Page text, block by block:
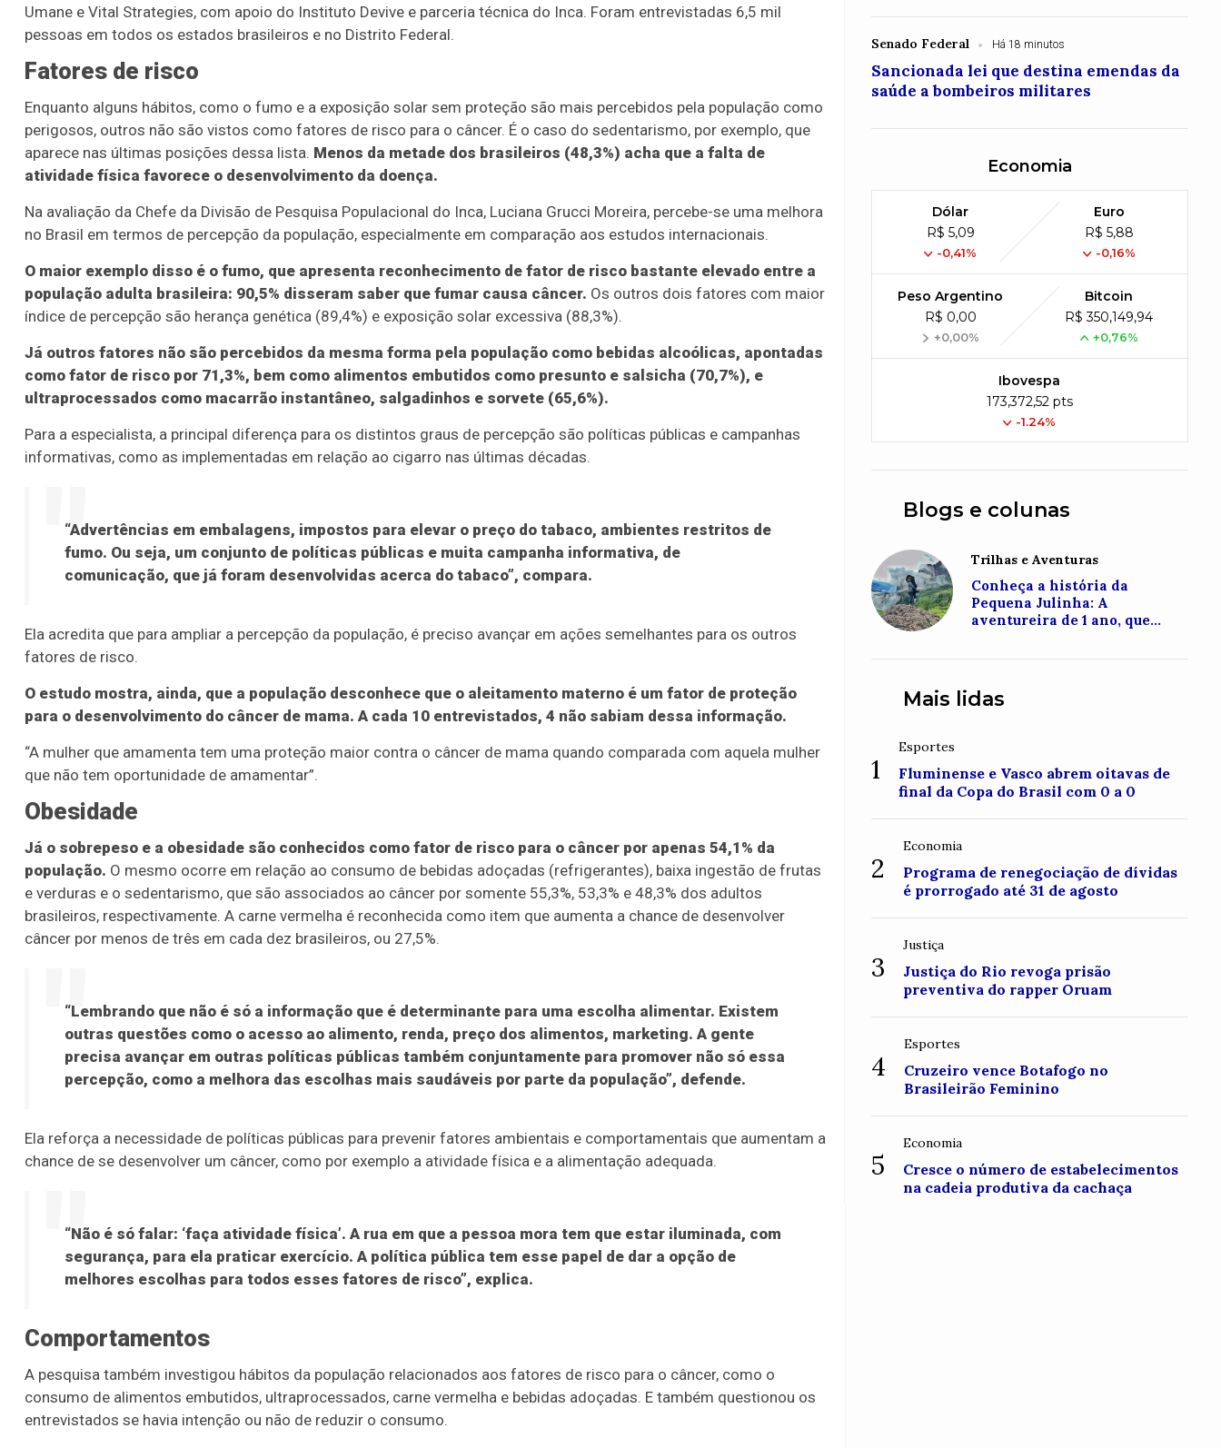
Umane e Vital Strategies, com apoio do Instituto Devive e parceria técnica do Inca. Foram entrevistadas 6,5 mil
pessoas em todos os estados brasileiros e no Distrito Federal.
Fatores de risco
Enquanto alguns hábitos, como o fumo e a exposição solar sem proteção são mais percebidos pela população como
perigosos, outros não são vistos como fatores de risco para o câncer. É o caso do sedentarismo, por exemplo, que
aparece nas últimas posições dessa lista. Menos da metade dos brasileiros (48,3%) acha que a falta de
atividade física favorece o desenvolvimento da doença.
Na avaliação da Chefe da Divisão de Pesquisa Populacional do Inca, Luciana Grucci Moreira, percebe-se uma melhora
no Brasil em termos de percepção da população, especialmente em comparação aos estudos internacionais.
O maior exemplo disso é o fumo, que apresenta reconhecimento de fator de risco bastante elevado entre a
população adulta brasileira: 90,5% disseram saber que fumar causa câncer. Os outros dois fatores com maior
índice de percepção são herança genética (89,4%) e exposição solar excessiva (88,3%).
Já outros fatores não são percebidos da mesma forma pela população como bebidas alcoólicas, apontadas
como fator de risco por 71,3%, bem como alimentos embutidos como presunto e salsicha (70,7%), e
ultraprocessados como macarrão instantâneo, salgadinhos e sorvete (65,6%).
Para a especialista, a principal diferença para os distintos graus de percepção são políticas públicas e campanhas
informativas, como as implementadas em relação ao cigarro nas últimas décadas.
“Advertências em embalagens, impostos para elevar o preço do tabaco, ambientes restritos de
fumo. Ou seja, um conjunto de políticas públicas e muita campanha informativa, de
comunicação, que já foram desenvolvidas acerca do tabaco”, compara.
Ela acredita que para ampliar a percepção da população, é preciso avançar em ações semelhantes para os outros
fatores de risco.
O estudo mostra, ainda, que a população desconhece que o aleitamento materno é um fator de proteção
para o desenvolvimento do câncer de mama. A cada 10 entrevistados, 4 não sabiam dessa informação.
“A mulher que amamenta tem uma proteção maior contra o câncer de mama quando comparada com aquela mulher
que não tem oportunidade de amamentar”.
Obesidade
Já o sobrepeso e a obesidade são conhecidos como fator de risco para o câncer por apenas 54,1% da
população. O mesmo ocorre em relação ao consumo de bebidas adoçadas (refrigerantes), baixa ingestão de frutas
e verduras e o sedentarismo, que são associados ao câncer por somente 55,3%, 53,3% e 48,3% dos adultos
brasileiros, respectivamente. A carne vermelha é reconhecida como item que aumenta a chance de desenvolver
câncer por menos de três em cada dez brasileiros, ou 27,5%.
“Lembrando que não é só a informação que é determinante para uma escolha alimentar. Existem
outras questões como o acesso ao alimento, renda, preço dos alimentos, marketing. A gente
precisa avançar em outras políticas públicas também conjuntamente para promover não só essa
percepção, como a melhora das escolhas mais saudáveis por parte da população”, defende.
Ela reforça a necessidade de políticas públicas para prevenir fatores ambientais e comportamentais que aumentam a
chance de se desenvolver um câncer, como por exemplo a atividade física e a alimentação adequada.
“Não é só falar: ‘faça atividade física’. A rua em que a pessoa mora tem que estar iluminada, com
segurança, para ela praticar exercício. A política pública tem esse papel de dar a opção de
melhores escolhas para todos esses fatores de risco”, explica.
Comportamentos
A pesquisa também investigou hábitos da população relacionados aos fatores de risco para o câncer, como o
consumo de alimentos embutidos, ultraprocessados, carne vermelha e bebidas adoçadas. E também questionou os
entrevistados se havia intenção ou não de reduzir o consumo.
Senado Federal Há 18 minutos
Sancionada lei que destina emendas da
saúde a bombeiros militares
Economia
Dólar
R$ 5,09
-0,41%
Euro
R$ 5,88
-0,16%
Peso Argentino
R$ 0,00
+0,00%
Bitcoin
R$ 350,149,94
+0,76%
Ibovespa
173,372,52 pts
-1.24%
Blogs e colunas
Trilhas e Aventuras
Conheça a história da
Pequena Julinha: A
aventureira de 1 ano, que
Roraima
Mais lidas
1
Esportes
Fluminense e Vasco abrem oitavas de
final da Copa do Brasil com 0 a 0
2
Economia
Programa de renegociação de dívidas
é prorrogado até 31 de agosto
3
Justiça
Justiça do Rio revoga prisão
preventiva do rapper Oruam
4
Esportes
Cruzeiro vence Botafogo no
Brasileirão Feminino
5
Economia
Cresce o número de estabelecimentos
na cadeia produtiva da cachaça